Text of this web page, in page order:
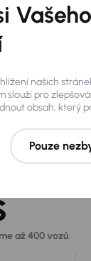
až 400 vozů.
Vašeho
našich
slouží pro
obsah, který
Pouze